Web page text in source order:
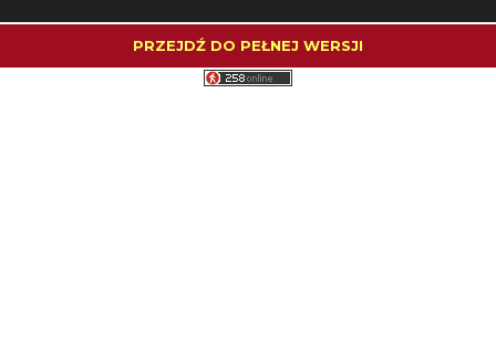
PRZEJDŹ DO PEŁNEJ WERSJI